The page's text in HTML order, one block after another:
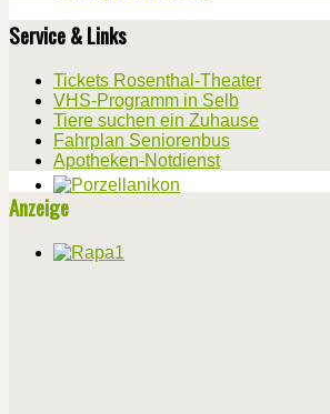
Service & Links
Tickets Rosenthal-Theater
VHS-Programm in Selb
Tiere suchen ein Zuhause
Fahrplan Seniorenbus
Apotheken-Notdienst
Anzeige